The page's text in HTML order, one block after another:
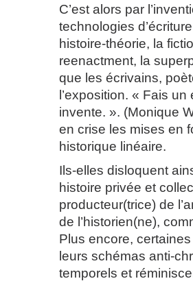
C’est alors par
technologies
histoire-théorie, la
reenactment, la
que les écrivains,
l’exposition. « Fais
invente. ». (Monique
en crise les mises en
historique linéaire.
Ils-elles disloquent
histoire privée et
producteur(trice) de
de l’historien(ne),
Plus encore,
leurs schémas anti-
temporels et